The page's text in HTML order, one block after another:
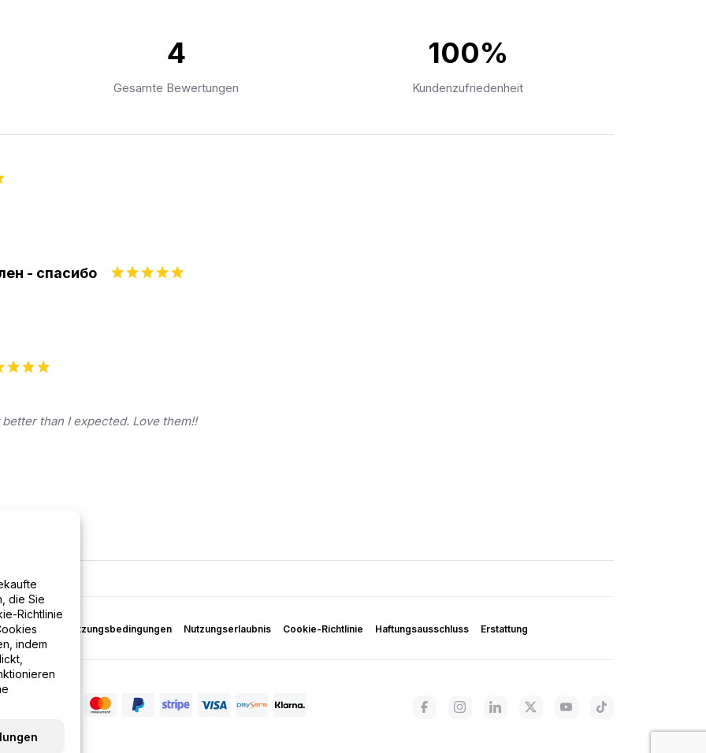
4
Gesamte Bewertungen
100%
Kundenzufriedenheit
- спасибо
than I expected. Love them!!
Nutzungsbedingungen Nutzungserlaubnis Cookie-Richtlinie Haftungsausschluss Erstattung
die Sie
Richtlinie
indem